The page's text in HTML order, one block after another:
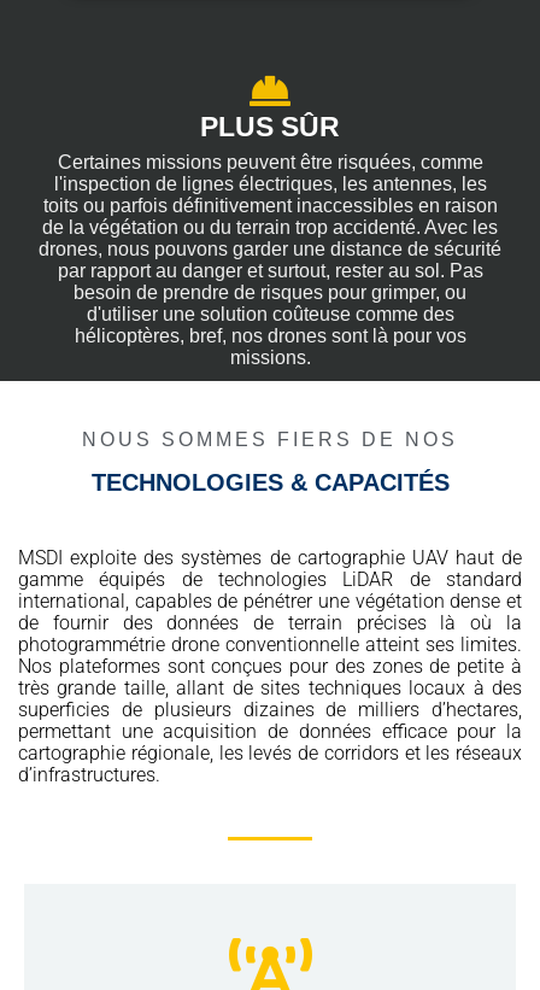
PLUS SÛR
Certaines missions peuvent être risquées, comme
l'inspection de lignes électriques, les antennes, les
toits ou parfois définitivement inaccessibles en raison
de la végétation ou du terrain trop accidenté. Avec les
drones, nous pouvons garder une distance de sécurité
par rapport au danger et surtout, rester au sol. Pas
besoin de prendre de risques pour grimper, ou
d'utiliser une solution coûteuse comme des
hélicoptères, bref, nos drones sont là pour vos
missions.
NOUS SOMMES FIERS DE NOS
TECHNOLOGIES & CAPACITÉS
MSDI exploite des systèmes de cartographie UAV haut de
gamme équipés de technologies LiDAR de standard
international, capables de pénétrer une végétation dense et
de fournir des données de terrain précises là où la
photogrammétrie drone conventionnelle atteint ses limites.
Nos plateformes sont conçues pour des zones de petite à
très grande taille, allant de sites techniques locaux à des
superficies de plusieurs dizaines de milliers d’hectares,
permettant une acquisition de données efficace pour la
cartographie régionale, les levés de corridors et les réseaux
d’infrastructures.